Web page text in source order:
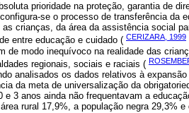
prioridade na proteção, garantia de
se o processo de transferência da
crianças, da área da assistência social
entre educação e cuidado ( CERIZARA, 1999
de modo inequívoco na realidade das
regionais, sociais e raciais (
analisados os dados relativos à
da meta de universalização da
e 3 anos ainda não frequentavam a
rural 17,9%, a população negra 29,3%